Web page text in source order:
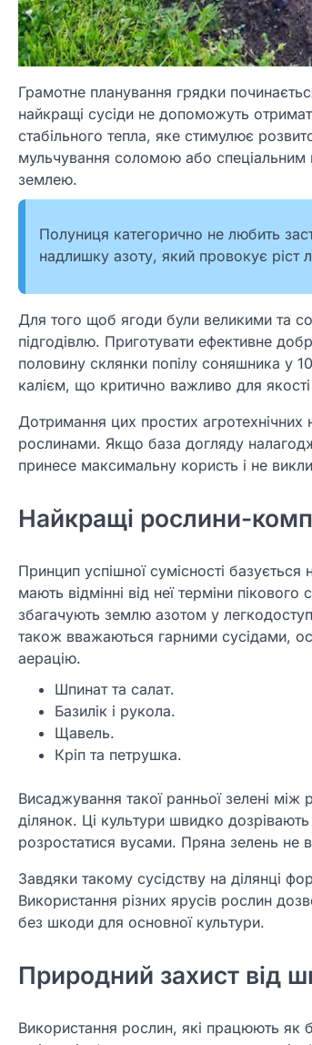
Грамотне планування грядки
найкращі сусіди не допоможуть
стабільного тепла, яке стимулює
мульчування соломою або спеціальним
землею.
Полуниця категорично не любить
надлишку азоту, який провокує ріст
Для того щоб ягоди були великими та
підгодівлю. Приготувати ефективне
половину склянки попілу соняшника у
калієм, що критично важливо для якості
Дотримання цих простих
рослинами. Якщо база догляду
принесе максимальну користь і не
Найкращі рослини-
Принцип успішної сумісності
мають відмінні від неї терміни
збагачують землю азотом у
також вважаються гарними сусідами,
аерацію.
Шпинат та салат.
Базилік і рукола.
Щавель.
Кріп та петрушка.
Висаджування такої ранньої зелені
ділянок. Ці культури швидко
розростатися вусами. Пряна зелень не
Завдяки такому сусідству на ділянці
Використання різних ярусів рослин
без шкоди для основної культури.
Природний захист від
Використання рослин, які працюють як